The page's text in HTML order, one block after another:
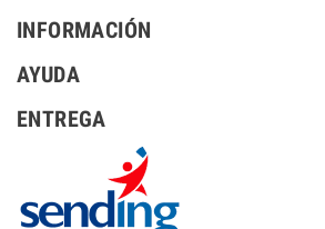
INFORMACIÓN
AYUDA
ENTREGA